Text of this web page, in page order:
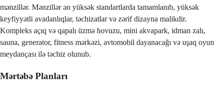
mənzillər. Mənzillər ən yüksək standartlarda tamamlanıb, yüksək
keyfiyyətli avadanlıqlar, təchizatlar və zərif dizayna malikdir.
Kompleks açıq və qapalı üzmə hovuzu, mini akvapark, idman zalı,
sauna, generator, fitness mərkəzi, avtomobil dayanacağı və uşaq oyun
meydançası ilə təchiz olunub.
Mərtəbə Planları